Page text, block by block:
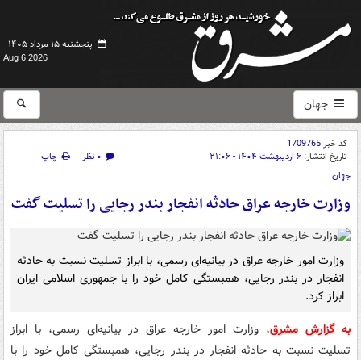
پنجشنبه ۱۵ مرداد ۱۴۰۵ -
Aug 6 2026
جهان
کد خبر1709765
تاریخ انتشار: ۶ اردیبهشت ۱۴۰۴ - ۲۱:۰۶ ۰ نظر
چاپ
جهان
وزارت خارجه عراق حادثه انفجار بندر رجایی را تسلیت گفت
وزارت امور خارجه عراق در بیانیه‌ای رسمی، با ابراز تسلیت نسبت به حادثه
انفجار در بندر رجایی، همبستگی کامل خود را با جمهوری اسلامی ایران
ابراز کرد.
به گزارش مشرق، وزارت امور خارجه عراق در بیانیه‌ای رسمی، با ابراز
تسلیت نسبت به حادثه انفجار در بندر رجایی، همبستگی کامل خود را با